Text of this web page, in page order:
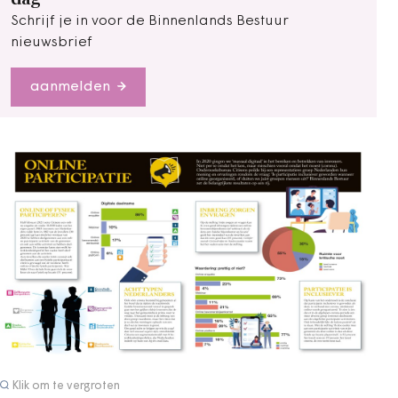
Schrijf je in voor de Binnenlands Bestuur
nieuwsbrief
aanmelden
Klik om te vergroten